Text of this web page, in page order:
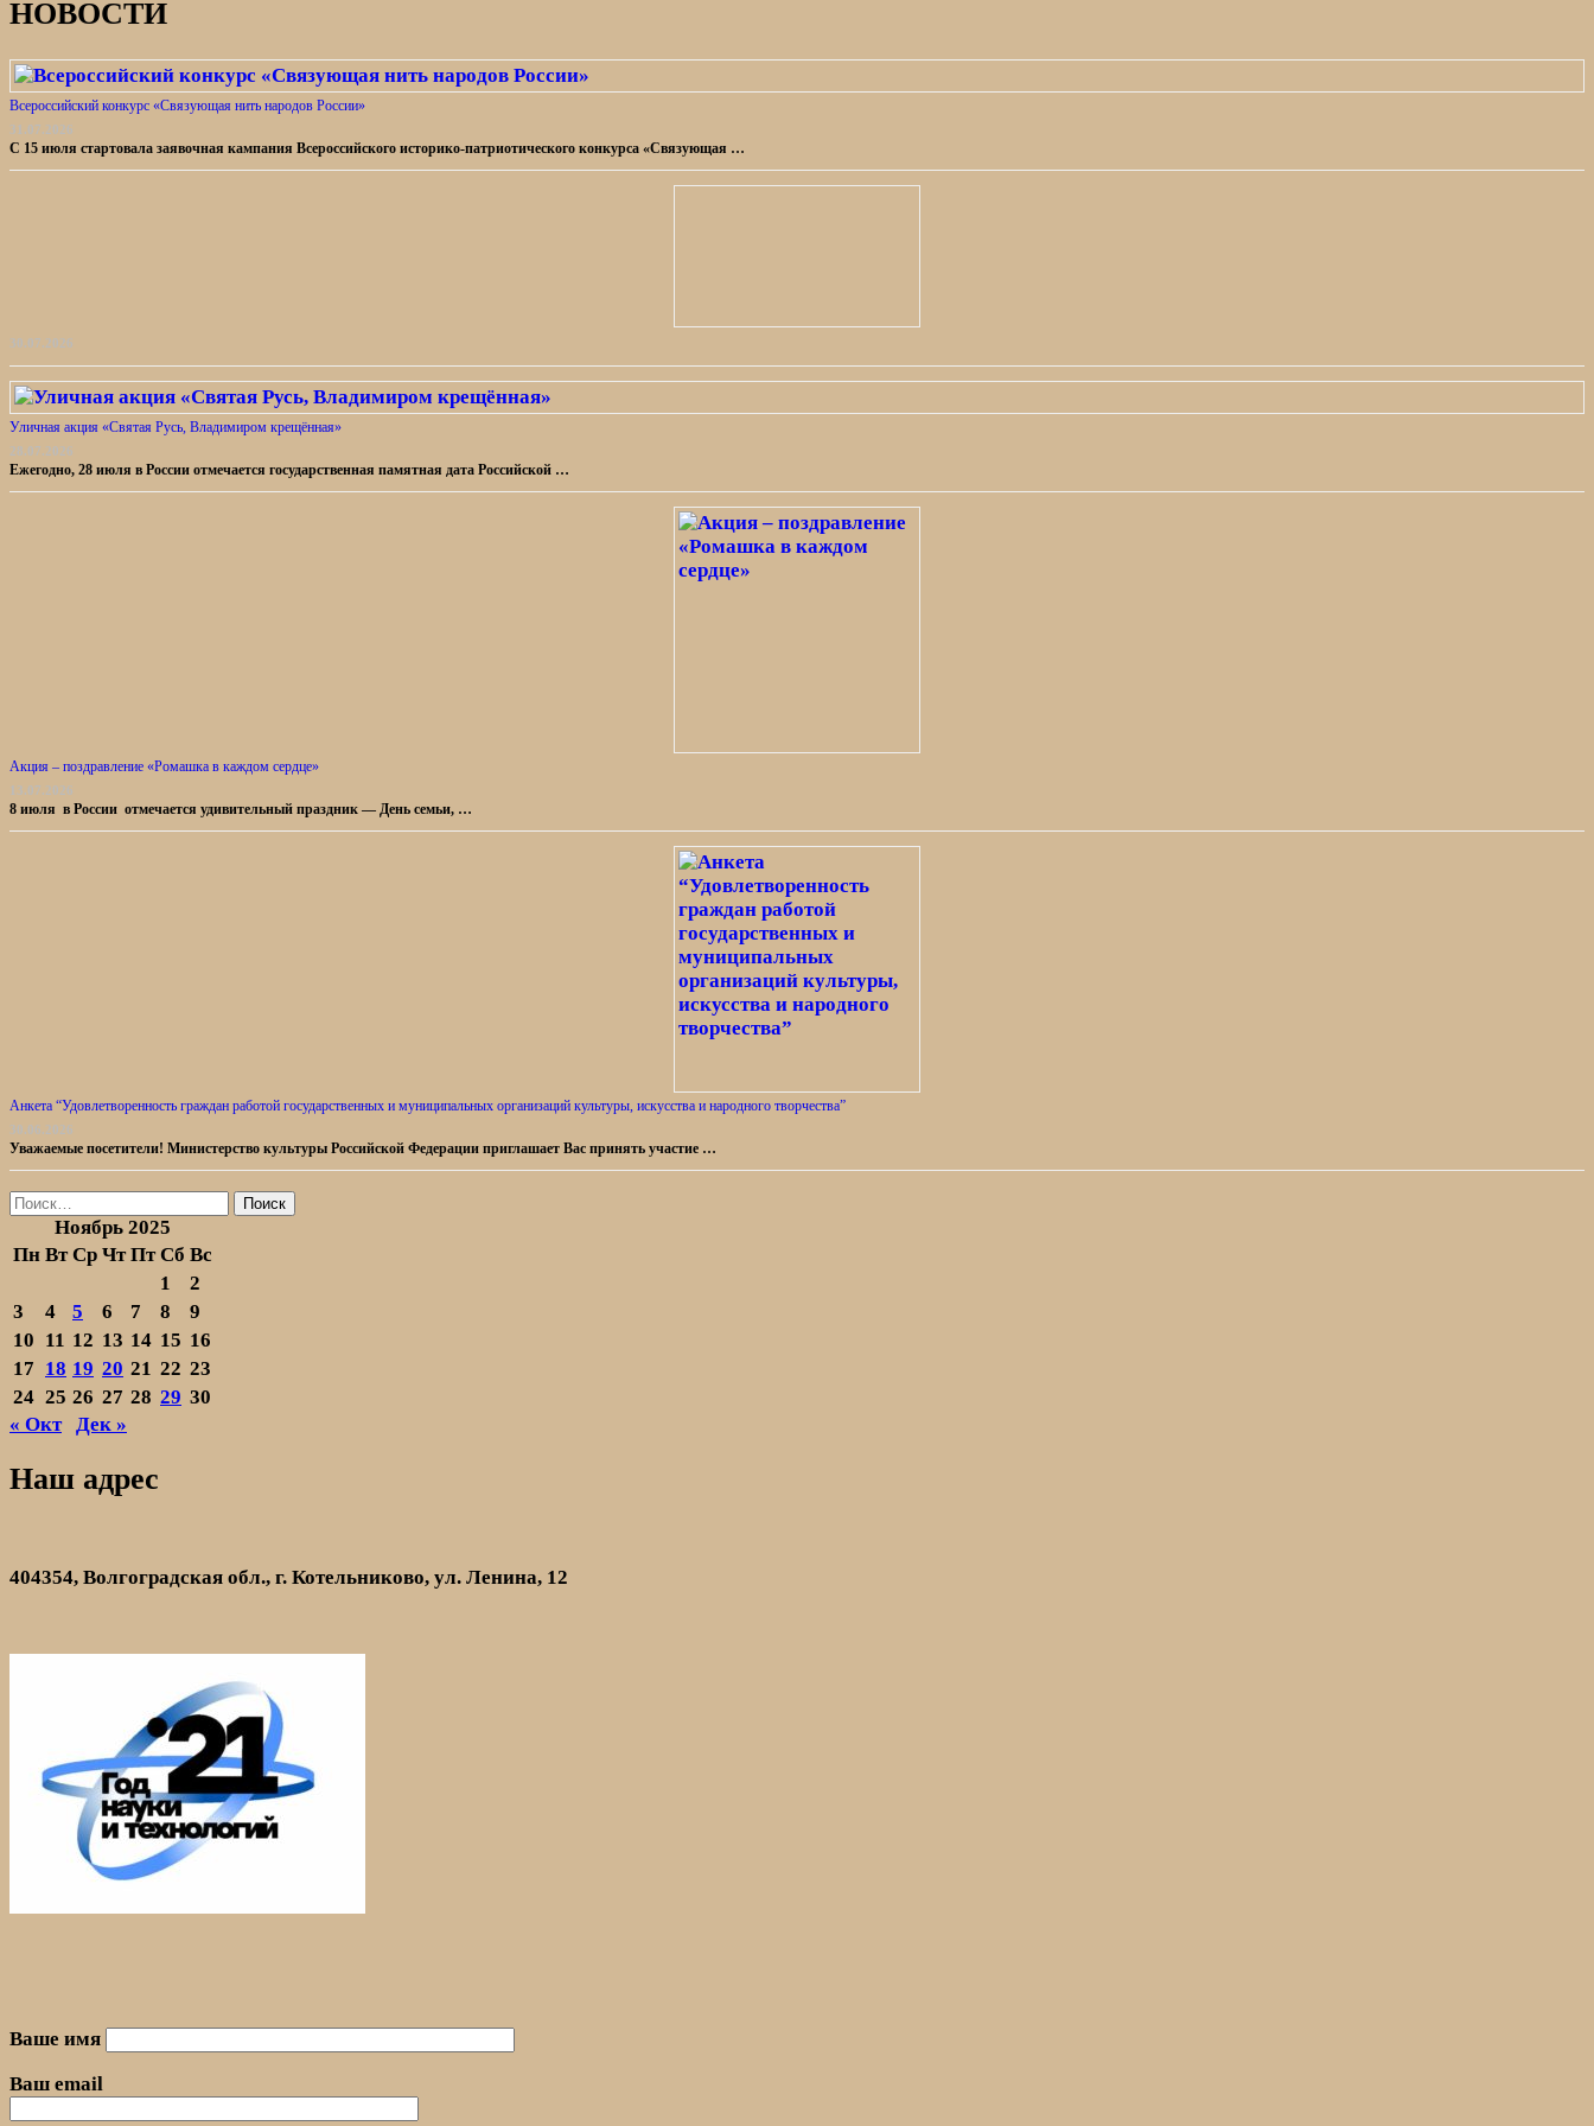
НОВОСТИ
Всероссийский конкурс «Связующая нить народов России»
31.07.2026
С 15 июля стартовала заявочная кампания Всероссийского историко-патриотического конкурса «Связующая …
30.07.2026
Уличная акция «Святая Русь, Владимиром крещённая»
28.07.2026
Ежегодно, 28 июля в России отмечается государственная памятная дата Российской …
Акция – поздравление «Ромашка в каждом сердце»
13.07.2026
8 июля в России отмечается удивительный праздник — День семьи, …
Анкета “Удовлетворенность граждан работой государственных и муниципальных организаций культуры, искусства и народного творчества”
30.06.2026
Уважаемые посетители! Министерство культуры Российской Федерации приглашает Вас принять участие …
Найти:
Ноябрь 2025
Пн Вт Ср Чт Пт Сб Вс
1
2
3
4 5 6 7 8
9
10 11 12 13 14 15 16
17 18 19 20 21 22 23
24 25 26 27 28 29 30
« Окт
Дек »
Наш адрес
404354, Волгоградская обл., г. Котельниково, ул. Ленина, 12
Ваше имя
Ваш email